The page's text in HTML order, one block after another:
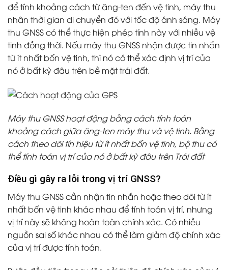
để tính khoảng cách từ ăng-ten đến vệ tinh, máy thu
nhân thời gian di chuyển đó với tốc độ ánh sáng. Máy
thu GNSS có thể thực hiện phép tính này với nhiều vệ
tinh đồng thời. Nếu máy thu GNSS nhận được tin nhắn
từ ít nhất bốn vệ tinh, thì nó có thể xác định vị trí của
nó ở bất kỳ đâu trên bề mặt trái đất.
Máy thu GNSS hoạt động bằng cách tính toán
khoảng cách giữa ăng-ten máy thu và vệ tinh. Bằng
cách theo dõi tín hiệu từ ít nhất bốn vệ tinh, bộ thu có
thể tính toán vị trí của nó ở bất kỳ đâu trên Trái đất
Điều gì gây ra lỗi trong vị trí GNSS?
Máy thu GNSS cần nhận tin nhắn hoặc theo dõi từ ít
nhất bốn vệ tinh khác nhau để tính toán vị trí, nhưng
vị trí này sẽ không hoàn toàn chính xác. Có nhiều
nguồn sai số khác nhau có thể làm giảm độ chính xác
của vị trí được tính toán.